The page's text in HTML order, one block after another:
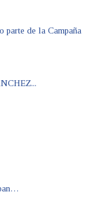
parte de la Campaña